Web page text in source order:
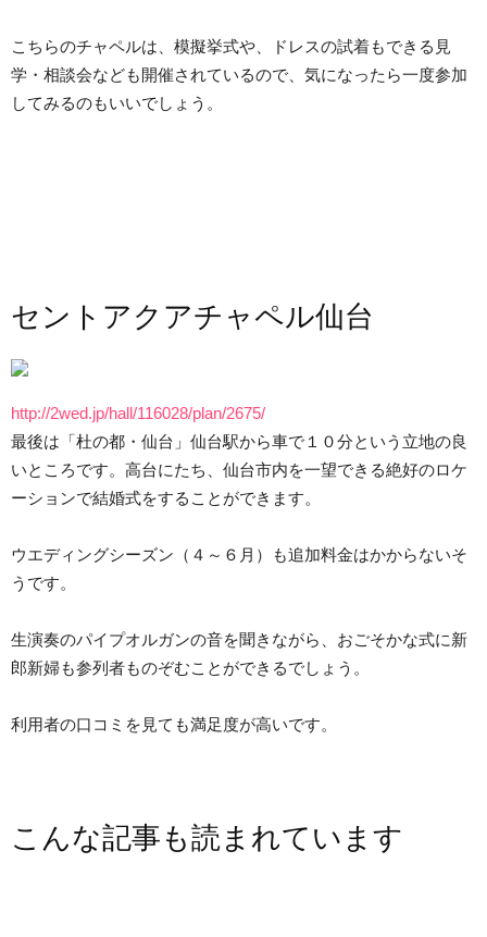
こちらのチャペルは、模擬挙式や、ドレスの試着もできる見
学・相談会なども開催されているので、気になったら一度参加
してみるのもいいでしょう。
セントアクアチャペル仙台
http://2wed.jp/hall/116028/plan/2675/
最後は「杜の都・仙台」仙台駅から車で１０分という立地の良
いところです。高台にたち、仙台市内を一望できる絶好のロケ
ーションで結婚式をすることができます。
ウエディングシーズン（４～６月）も追加料金はかからないそ
うです。
生演奏のパイプオルガンの音を聞きながら、おごそかな式に新
郎新婦も参列者ものぞむことができるでしょう。
利用者の口コミを見ても満足度が高いです。
こんな記事も読まれています